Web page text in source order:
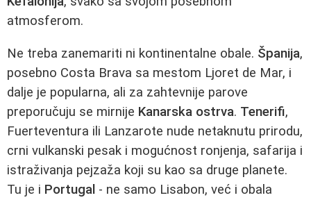
atmosferom.
Ne treba zanemariti ni kontinentalne obale. Španija,
posebno Costa Brava sa mestom Ljoret de Mar, i
dalje je popularna, ali za zahtevnije parove
preporučuju se mirnije Kanarska ostrva. Tenerifi,
Fuerteventura ili Lanzarote nude netaknutu prirodu,
crni vulkanski pesak i mogućnost ronjenja, safarija i
istraživanja pejzaža koji su kao sa druge planete.
Tu je i Portugal - ne samo Lisabon, već i obala